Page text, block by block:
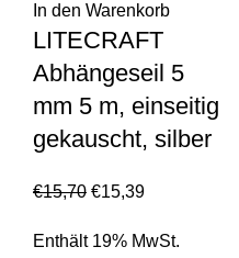
In den Warenkorb
LITECRAFT
Abhängeseil 5
mm 5 m, einseitig
gekauscht, silber
€15,70 €15,39
Enthält 19% MwSt.